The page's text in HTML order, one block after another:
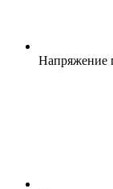
Напряжение